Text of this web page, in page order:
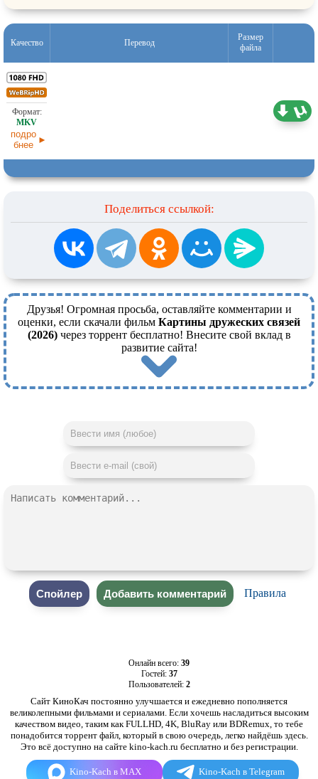
Качество Перевод
Размер
файла
подро
бнее
Поделиться ссылкой:
Друзья! Огромная просьба, оставляйте комментарии и
оценки, если скачали фильм Картины дружеских связей
(2026)через торрент бесплатно! Внесите свой вклад в
развитие сайта!
Правила
Онлайн всего: 39
Гостей: 37
Пользователей: 2
Сайт КиноКач постоянно улучшается и ежедневно пополняется
великолепными фильмами и сериалами. Если хочешь насладиться высоким
качеством видео, таким как FULLHD, 4K, BluRay или BDRemux, то тебе
понадобится торрент файл, который в свою очередь, легко найдёшь здесь.
Это всё доступно на сайте kino-kach.ru бесплатно и без регистрации.
Kino-Kach в MAX Kino-Kach в Telegram